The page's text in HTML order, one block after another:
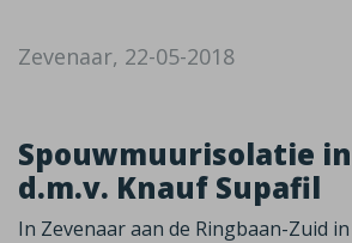
Zevenaar, 22-05-2018
Spouwmuurisolatie
d.m.v. Knauf Supafil
In Zevenaar aan de Ringbaan-Zuid